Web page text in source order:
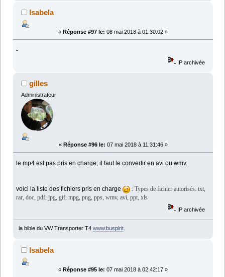
Isabela
« Réponse #97 le: 08 mai 2018 à 01:30:02 »
-
IP archivée
gilles
Administrateur
« Réponse #96 le: 07 mai 2018 à 11:31:46 »
le mp4 est pas pris en charge, il faut le convertir en avi ou wmv.
voici la liste des fichiers pris en charge : Types de fichier autorisés: txt,
rar, doc, pdf, jpg, gif, mpg, png, pps, wmv, avi, ppt, xls
IP archivée
la bible du VW Transporter T4 www.buspirit.
Isabela
« Réponse #95 le: 07 mai 2018 à 02:42:17 »